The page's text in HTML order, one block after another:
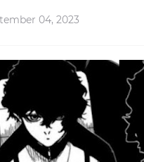
04, 2023